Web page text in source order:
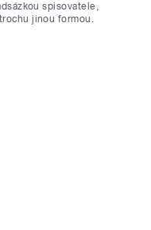
spisovatele,
jinou formou.